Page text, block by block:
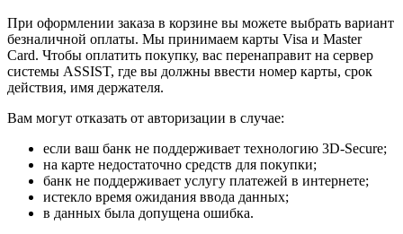
При оформлении заказа в корзине вы можете выбрать вариант
безналичной оплаты. Мы принимаем карты Visa и Master
Card. Чтобы оплатить покупку, вас перенаправит на сервер
системы ASSIST, где вы должны ввести номер карты, срок
действия, имя держателя.
Вам могут отказать от авторизации в случае:
если ваш банк не поддерживает технологию 3D-Secure;
на карте недостаточно средств для покупки;
банк не поддерживает услугу платежей в интернете;
истекло время ожидания ввода данных;
в данных была допущена ошибка.